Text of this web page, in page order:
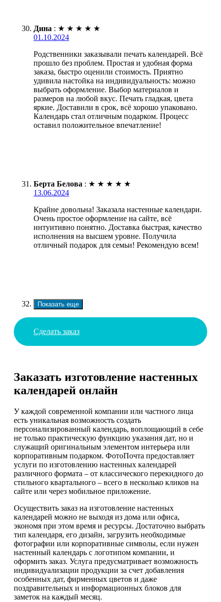
Дина : ★ ★ ★ ★ ★
01.10.2024
Родственники заказывали печать календарей. Всё
прошло без проблем. Простая и удобная форма
заказа, быстро оценили стоимость. Приятно
удивила настойка на индивидуальность: можно
выбрать оформление. Выбор материалов и
размеров на любой вкус. Печать гладкая, цвета
яркие. Доставили в срок, всё хорошо упаковано.
Календарь стал отличным подарком. Процесс
оставил положительное впечатление!
Берта Белова : ★ ★ ★ ★ ★
13.06.2024
Крайне довольна! Заказала настенные календари.
Очень простое оформление на сайте, всё
интуитивно понятно. Доставка быстрая, качество
исполнения на высшем уровне. Получила
отличный подарок для семьи! Рекомендую всем!
Показать еще
Сделать заказ
Заказать изготовление настенных
календарей онлайн
У каждой современной компании или частного лица
есть уникальная возможность создать
персонализированный календарь, воплощающий в себе
не только практическую функцию указания дат, но и
служащий оригинальным элементом интерьера или
корпоративным подарком. ФотоПочта предоставляет
услуги по изготовлению настенных календарей
различного формата – от классического перекидного до
стильного квартального – всего в несколько кликов на
сайте или через мобильное приложение.
Осуществить заказ на изготовление настенных
календарей можно не выходя из дома или офиса,
экономя при этом время и ресурсы. Достаточно выбрать
тип календаря, его дизайн, загрузить необходимые
фотографии или корпоративные символы, если нужен
настенный календарь с логотипом компании, и
оформить заказ. Услуга предусматривает возможность
индивидуализации продукции за счет добавления
особенных дат, фирменных цветов и даже
поздравительных и информационных блоков для
заметок на каждый месяц.